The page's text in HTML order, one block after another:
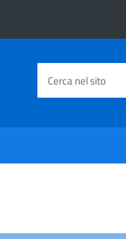
Cerca nel sito